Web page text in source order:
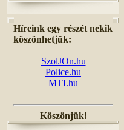
Híreink egy részét nekik
köszönhetjük:
SzolJOn.hu
Police.hu
MTI.hu
Köszönjük!